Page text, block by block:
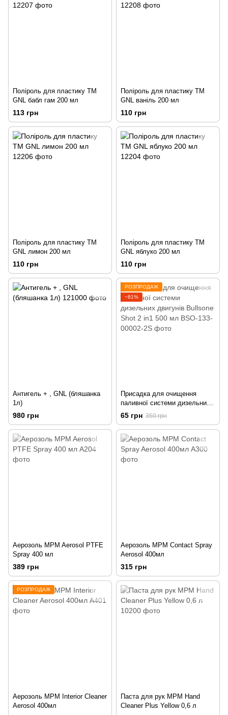
Поліроль для пластику ТМ
GNL бабл гам 200 мл
113 грн
Поліроль для пластику ТМ
GNL ваніль 200 мл
110 грн
Поліроль для пластику ТМ
GNL лимон 200 мл
110 грн
Поліроль для пластику ТМ
GNL яблуко 200 мл
110 грн
Антигель + , GNL (бляшанка
1л)
980 грн
РОЗПРОДАЖ
−81%
Присадка для очищення
паливної системи дизельних
двигунів Bullsone Shot 2 in1
500 мл
65 грн 350 грн
Аерозоль MPM Aerosol PTFE
Spray 400 мл
389 грн
Аерозоль MPM Contact Spray
Aerosol 400мл
315 грн
РОЗПРОДАЖ
Аерозоль MPM Interior Cleaner
Aerosol 400мл
Паста для рук MPM Hand
Cleaner Plus Yellow 0,6 л